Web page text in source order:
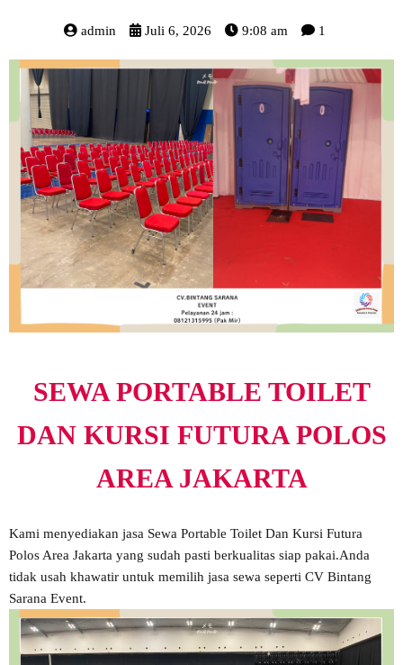
admin Juli 6, 2026 9:08 am 1
SEWA PORTABLE TOILET
DAN KURSI FUTURA POLOS
AREA JAKARTA
Kami menyediakan jasa Sewa Portable Toilet Dan Kursi Futura
Polos Area Jakarta yang sudah pasti berkualitas siap pakai.Anda
tidak usah khawatir untuk memilih jasa sewa seperti CV Bintang
Sarana Event.